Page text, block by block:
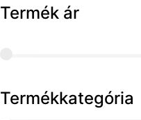
Termék ár
Termékkategória